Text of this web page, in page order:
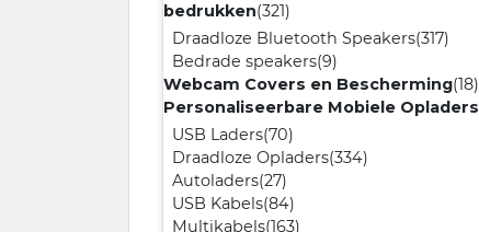
bedrukken(321)
Draadloze Bluetooth Speakers(317)
Bedrade speakers(9)
Webcam Covers en Bescherming(18)
Personaliseerbare Mobiele Opladers
USB Laders(70)
Draadloze Opladers(334)
Autoladers(27)
USB Kabels(84)
Multikabels(163)